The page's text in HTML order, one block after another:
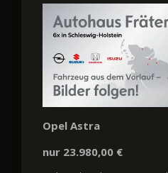
Opel Astra
nur 23.980,00 €